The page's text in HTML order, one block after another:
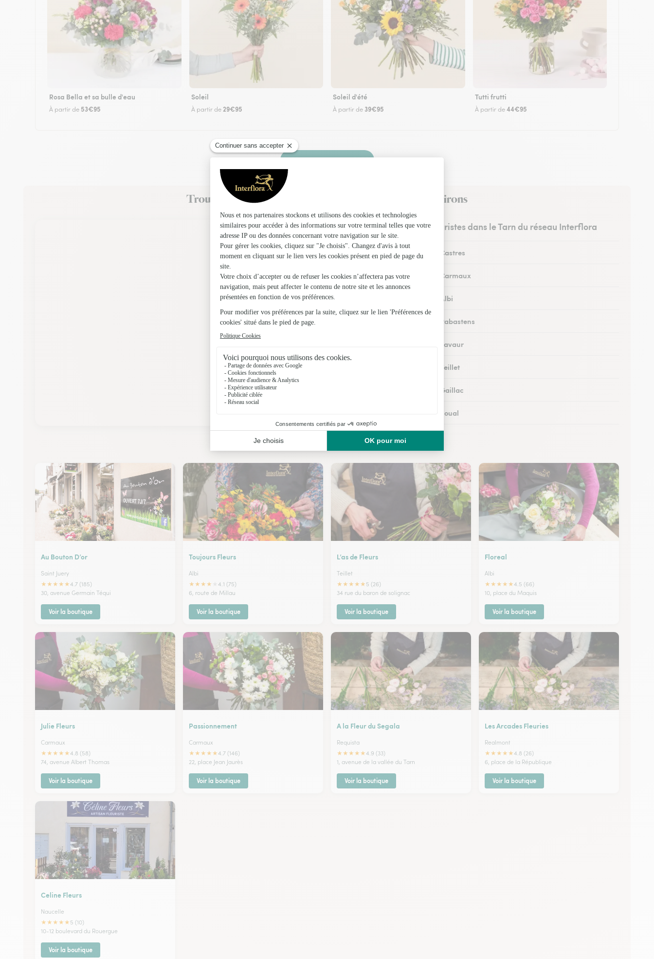
Rosa Bella et sa bulle d'eau
À partir de 53€95
Soleil
À partir de 29€95
Soleil d'été
À partir de 39€95
Tutti frutti
À partir de44€95
Faire livrer des fleurs
Trouvez un fleuriste Interflora à Sérénac et dans ses environs
Les fleuristes dans le Tarn du réseau Interflora
Fleuristes à Castres
Fleuristes à Carmaux
Fleuristes à Albi
Fleuristes à Rabastens
Fleuristes à Lavaur
Fleuristes à Teillet
Fleuristes à Gaillac
Fleuristes à Soual
Nos fleuristes à Sérénac
Au Bouton D’or
Saint Juery
★★★★★4.7 (185)
30, avenue Germain Téqui
Voir la boutique
Toujours Fleurs
Albi
★★★★
4.1 (75)
6, route de Millau
Voir la boutique
L’as de Fleurs
Teillet
★★★★★ 5 (26)
34 rue du baron de solignac
Voir la boutique
Floreal
Albi
★★★★★4.5 (66)
10, place du Maquis
Voir la boutique
Julie Fleurs
Carmaux
★★★★★4.8 (58)
74, avenue Albert Thomas
Voir la boutique
Passionnement
Carmaux
★★★★★4.7 (146)
22, place Jean Jaurès
Voir la boutique
A la Fleur du Segala
Requista
★★★★★4.9 (33)
1, avenue de la vallée du Tarn
Voir la boutique
Les Arcades Fleuries
Realmont
★★★★★4.8 (26)
6, place de la République
Voir la boutique
Celine Fleurs
Naucelle
★★★★★ 5 (10)
10-12 boulevard du Rouergue
Voir la boutique